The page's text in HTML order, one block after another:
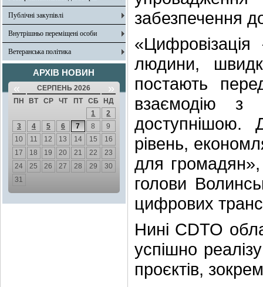
Публічні закупівлі
Внутрішньо переміщені особи
Ветеранська політика
АРХІВ НОВИН
« СЕРПЕНЬ 2026 »
ПН ВТ СР ЧТ ПТ СБ
НД
1
2
3
4 5 6 7 8
9
10
11 12 13 14 15
16
17
18 19 20 21 22
23
24
25 26 27 28 29
30
31
забезпечення
людини,
постають
взаємодію з
доступнішою.
рівень,
для громадян»,
голови
цифрових
Нині CDTO
успішно
проєктів,